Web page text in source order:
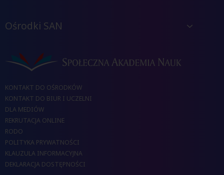
Ośrodki SAN
KONTAKT DO OŚRODKÓW
KONTAKT DO BIUR I UCZELNI
DLA MEDIÓW
REKRUTACJA ONLINE
RODO
POLITYKA PRYWATNOŚCI
KLAUZULA INFORMACYJNA
DEKLARACJA DOSTĘPNOŚCI